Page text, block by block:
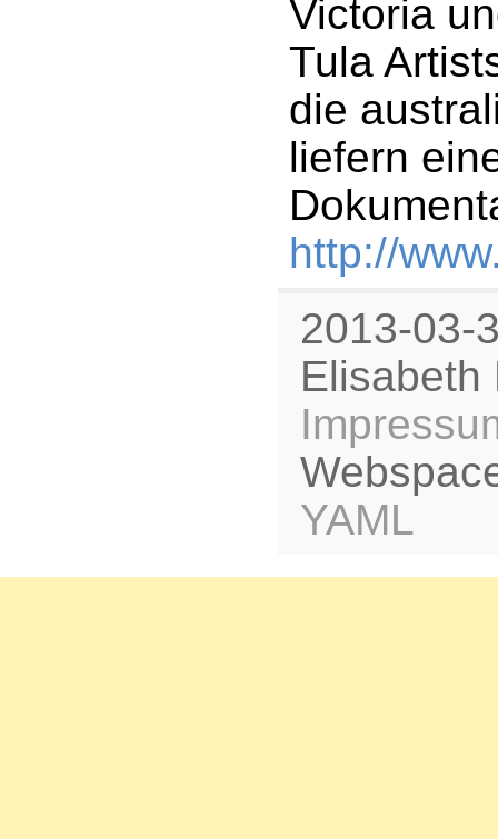
Victoria
Tula
die
liefern
http://
2013-
YAML